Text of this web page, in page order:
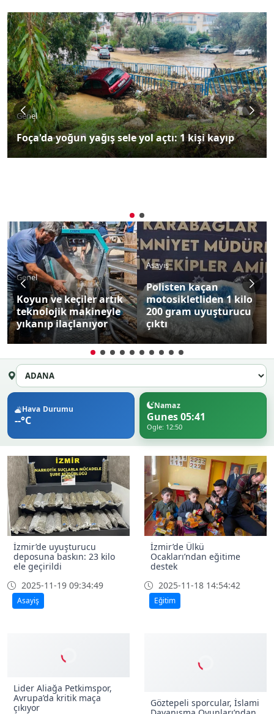
Genel
Foça'da yoğun yağış sele yol açtı: 1 kişi kayıp
Genel
Koyun ve keçiler artık
teknolojik makineyle
yıkanıp ilaçlanıyor
Asayiş
Polisten kaçan
motosikletliden 1 kilo
200 gram uyuşturucu
çıktı
Hava Durumu
--°C
Namaz
Gunes 05:41
Ogle: 12:50
İzmir’de uyuşturucu
deposuna baskın: 23 kilo
ele geçirildi
2025-11-19 09:34:49
Asayiş
İzmir’de Ülkü
Ocakları’ndan eğitime
destek
2025-11-18 14:54:42
Eğitim